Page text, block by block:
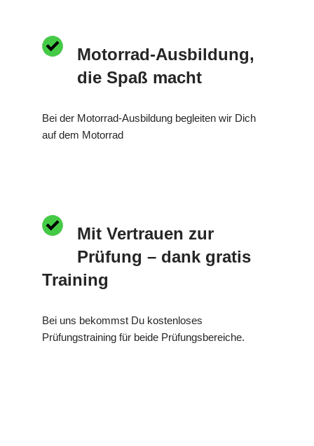
Motorrad-Ausbildung,
die Spaß macht
Bei der Motorrad-Ausbildung begleiten wir Dich
auf dem Motorrad
Mit Vertrauen zur
Prüfung – dank gratis
Training
Bei uns bekommst Du kostenloses
Prüfungstraining für beide Prüfungsbereiche.